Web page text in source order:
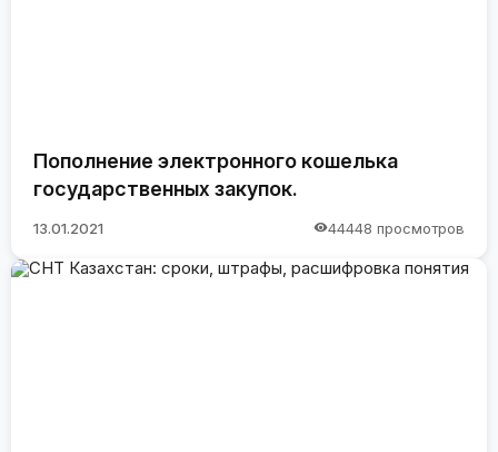
Пополнение электронного кошелька
государственных закупок.
13.01.2021 44448 просмотров